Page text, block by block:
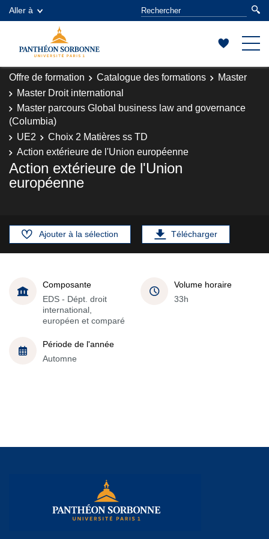
Aller à
Offre de formation Catalogue des formations
Master
Master Droit international
Master parcours Global business law and governance
(Columbia)
UE2
Choix 2 Matières ss TD
Action extérieure de l'Union européenne
Action extérieure de l'Union
européenne
Ajouter à la sélection Télécharger
Composante
EDS - Dépt. droit
international,
européen et comparé
Volume horaire
33h
Période de l'année
Automne